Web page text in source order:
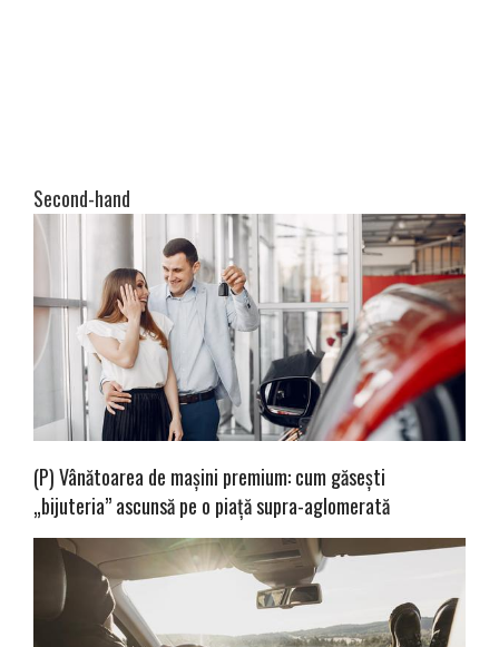
Second-hand
(P) Vânătoarea de mașini premium: cum găsești
„bijuteria” ascunsă pe o piață supra-aglomerată